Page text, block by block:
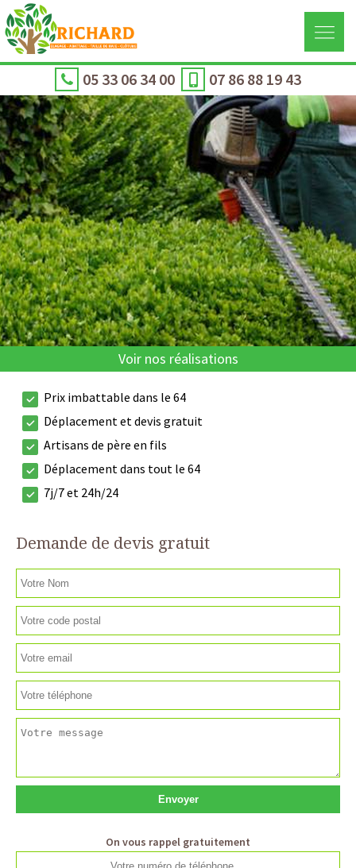
05 33 06 34 00 07 86 88 19 43
Voir nos réalisations
Prix imbattable dans le 64
Déplacement et devis gratuit
Artisans de père en fils
Déplacement dans tout le 64
7j/7 et 24h/24
Demande de devis gratuit
On vous rappel gratuitement